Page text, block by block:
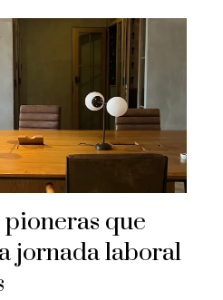
que
jornada laboral